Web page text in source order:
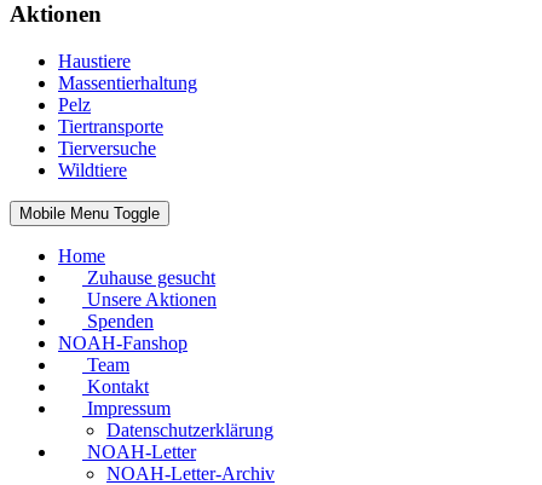
Aktionen
Haustiere
Massentierhaltung
Pelz
Tiertransporte
Tierversuche
Wildtiere
Mobile Menu Toggle
Home
Zuhause gesucht
Unsere Aktionen
Spenden
NOAH-Fanshop
Team
Kontakt
Impressum
Datenschutzerklärung
NOAH-Letter
NOAH-Letter-Archiv